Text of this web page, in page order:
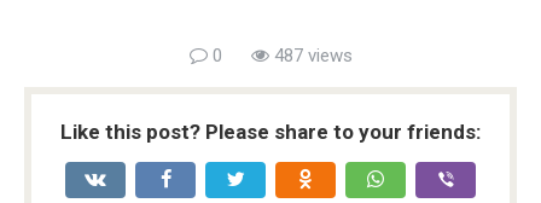
0 487 views
Like this post? Please share to your friends: